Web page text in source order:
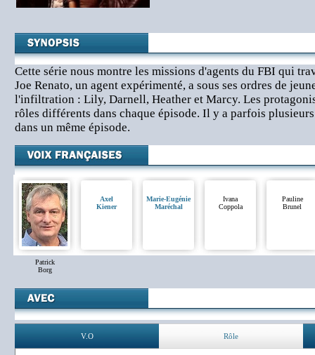
Cette série nous montre les missions d'agents du FBI qui
Joe Renato, un agent expérimenté, a sous ses ordres de
l'infiltration : Lily, Darnell, Heather et Marcy. Les
rôles différents dans chaque épisode. Il y a parfois
dans un même épisode.
Patrick
Borg
Axel
Kiener
Marie-Eugénie
Maréchal
Ivana
Coppola
Pauline
Brunel
V.O Rôle